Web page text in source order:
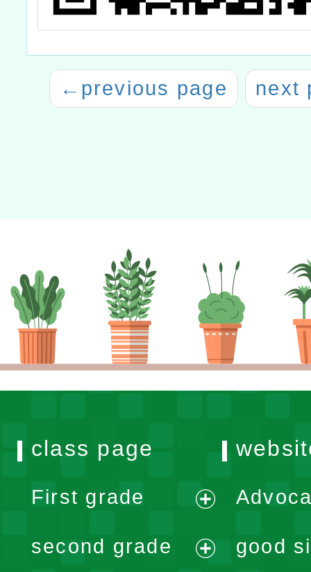
← previous page next
class page
First grade
menu
second grade
good